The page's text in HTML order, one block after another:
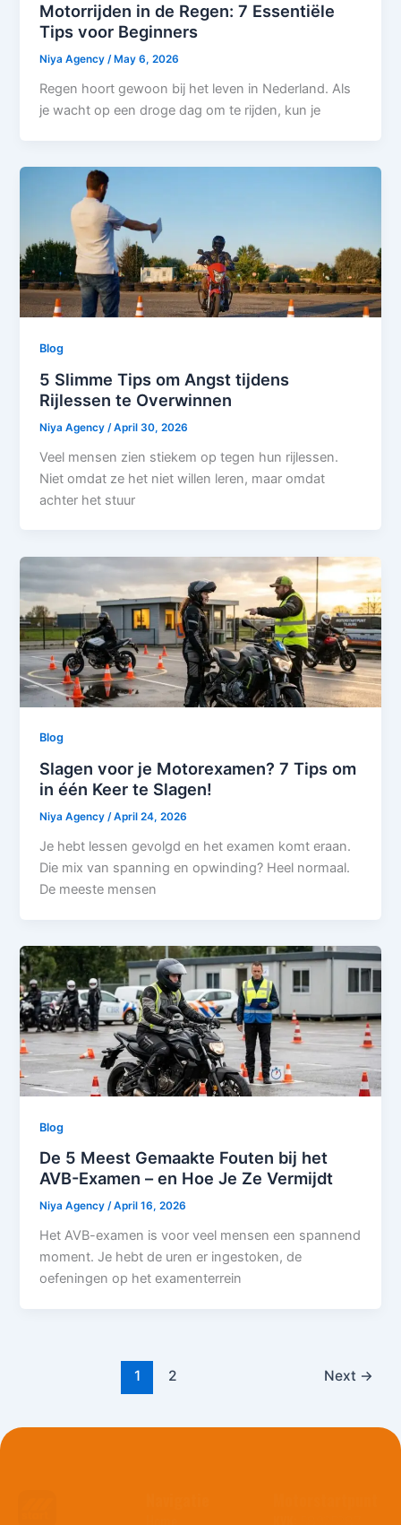
Motorrijden in de Regen: 7 Essentiële
Tips voor Beginners
Niya Agency/ May 6, 2026
Regen hoort gewoon bij het leven in Nederland. Als
je wacht op een droge dag om te rijden, kun je
Blog
5 Slimme Tips om Angst tijdens
Rijlessen te Overwinnen
Niya Agency /April 30, 2026
Veel mensen zien stiekem op tegen hun rijlessen.
Niet omdat ze het niet willen leren, maar omdat
achter het stuur
Blog
Slagen voor je Motorexamen? 7 Tips om
in één Keer te Slagen!
Niya Agency/April 24, 2026
Je hebt lessen gevolgd en het examen komt eraan.
Die mix van spanning en opwinding? Heel normaal.
De meeste mensen
Blog
De 5 Meest Gemaakte Fouten bij het
AVB-Examen – en Hoe Je Ze Vermijdt
Niya Agency/April 16, 2026
Het AVB-examen is voor veel mensen een spannend
moment. Je hebt de uren er ingestoken, de
oefeningen op het examenterrein
1 2 Next →